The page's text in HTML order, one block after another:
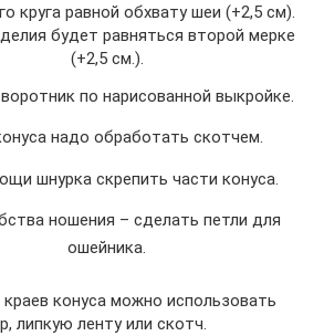
круга равной обхвату шеи (+2,5 см).
будет равняться второй мерке
(+2,5 см.).
по нарисованной выкройке.
надо обработать скотчем.
шнурка скрепить части конуса.
ношения – сделать петли для
ошейника.
конуса можно использовать
липкую ленту или скотч.